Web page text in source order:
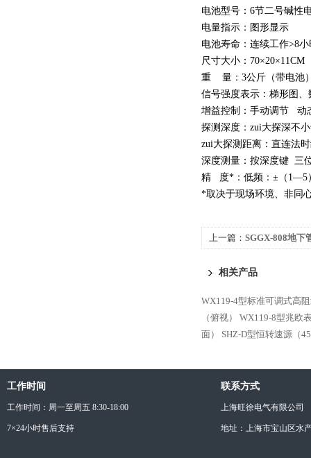
电池型号：6节二号碱性
电量指示：图形显示
电池寿命：连续工作>8
尺寸大小：70×20×11CM
重 量：3公斤（带电池
信号强度表示：梯形图
增益控制：手动调节 动
探测深度：zui大探深不
zui大探测距离：直连法
深度测量：按深度键 三
精 度*：低频：±（1—5
*取决于现场环境、非同
上一篇： SGGX-808地下
相关产品
WX119-4型标准可调式高
（俯视）
WX119-8型兆欧
面）
SHZ-D型恒转速源（
工作时间
工作时间：周一至周五 8:30-18:00
7×24小时售后支持
联系方式
上海旺徐电气有限公司
地址：上海市宝山区水